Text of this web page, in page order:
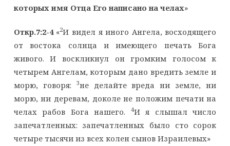
которых имя Отца Его написано на челах»
Откр.7:2-4«2И видел я иного Ангела, восходящего
от востока солнца и имеющего печать Бога
живого. И воскликнул он громким голосом к
четырем Ангелам, которым дано вредить земле и
морю, говоря:
3не делайте вреда ни земле, ни
морю, ни деревам, доколе не положим печати на
челах рабов Бога нашего.
4И я слышал число
запечатленных: запечатленных было сто сорок
четыре тысячи из всех колен сынов Израилевых»